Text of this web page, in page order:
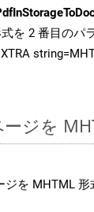
を 2 番目のパ
ジを
ジを MHTML 形